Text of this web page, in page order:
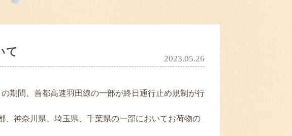
て
2023.05.26
期間、首都高速羽田線の一部が終日通行止め規制が行
神奈川県、埼玉県、千葉県の一部においてお荷物の